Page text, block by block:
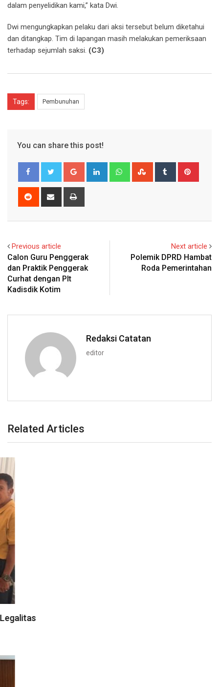
dalam penyelidikan kami,” kata Dwi.
Dwi mengungkapkan pelaku dari aksi tersebut belum diketahui
dan ditangkap. Tim di lapangan masih melakukan pemeriksaan
terhadap sejumlah saksi. (C3)
Tags: Pembunuhan
You can share this post!
Google+ LinkedIn WhatsappStumbleUpon
Tumblr
Reddit
Share
Previous article
Calon Guru Penggerak
dan Praktik Penggerak
Curhat dengan Plt
Kadisdik Kotim
Next article
Polemik DPRD Hambat
Roda Pemerintahan
Redaksi Catatan
editor
Related Articles